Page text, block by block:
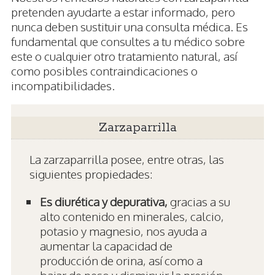
pretenden ayudarte a estar informado, pero
nunca deben sustituir una consulta médica. Es
fundamental que consultes a tu médico sobre
este o cualquier otro tratamiento natural, así
como posibles contraindicaciones o
incompatibilidades.
Zarzaparrilla
La zarzaparrilla posee, entre otras, las
siguientes propiedades:
Es diurética y depurativa, gracias a su
alto contenido en minerales, calcio,
potasio y magnesio, nos ayuda a
aumentar la capacidad de
producción de orina, así como a